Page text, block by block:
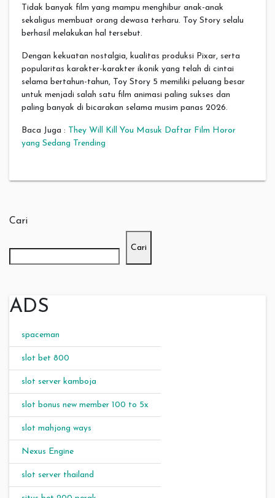
Tidak banyak film yang mampu menghibur anak-anak
sekaligus membuat orang dewasa terharu. Toy Story selalu
berhasil melakukan hal tersebut.
Dengan kekuatan nostalgia, kualitas produksi Pixar, serta
popularitas karakter-karakter ikonik yang telah di cintai
selama bertahun-tahun, Toy Story 5 memiliki peluang besar
untuk menjadi salah satu film animasi paling sukses dan
paling banyak di bicarakan selama musim panas 2026.
Baca Juga :
They Will Kill You Masuk Daftar Film Horor
yang Sedang Trending
Cari
Cari
ADS
spaceman
slot bet 800
slot server kamboja
slot bonus new member 100 to 5x
slot mahjong ways
Nexus Engine
slot server thailand